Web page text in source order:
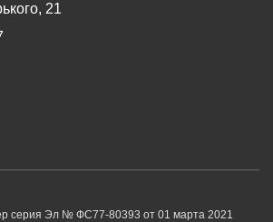
21
серия Эл № ФС77-80393 от 01 марта 2021